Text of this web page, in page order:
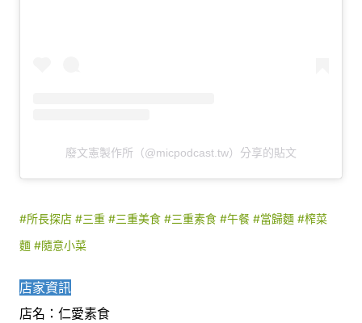
廢文憲製作所（@micpodcast.tw）分享的貼文
#所長探店 #三重 #三重美食 #三重素食 #午餐 #當歸麵 #榨菜
麵 #隨意小菜
店家資訊
店名：仁愛素食